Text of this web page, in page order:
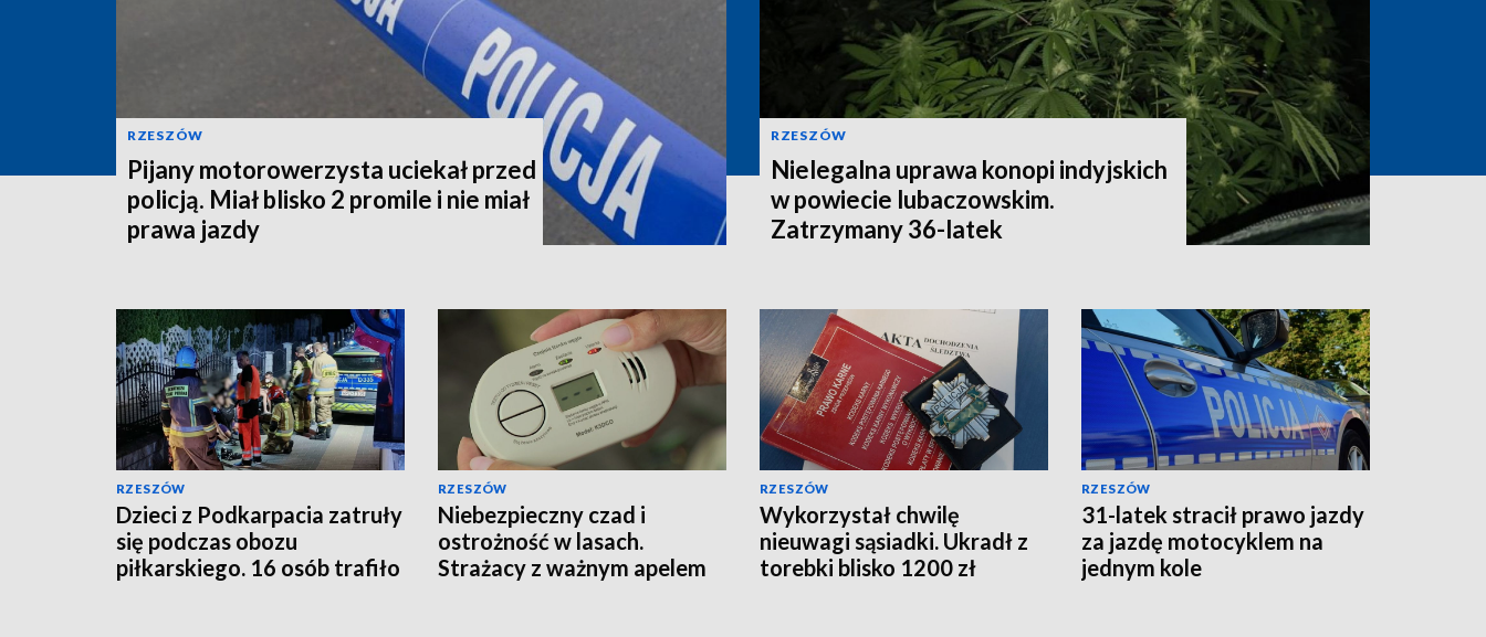
RZESZÓW
Pijany motorowerzysta uciekał przed
policją. Miał blisko 2 promile i nie miał
prawa jazdy
RZESZÓW
Nielegalna uprawa konopi indyjskich
w powiecie lubaczowskim.
Zatrzymany 36-latek
RZESZÓW
Dzieci z Podkarpacia zatruły
się podczas obozu
piłkarskiego. 16 osób trafiło
RZESZÓW
Niebezpieczny czad i
ostrożność w lasach.
Strażacy z ważnym apelem
RZESZÓW
Wykorzystał chwilę
nieuwagi sąsiadki. Ukradł z
torebki blisko 1200 zł
RZESZÓW
31-latek stracił prawo jazdy
za jazdę motocyklem na
jednym kole